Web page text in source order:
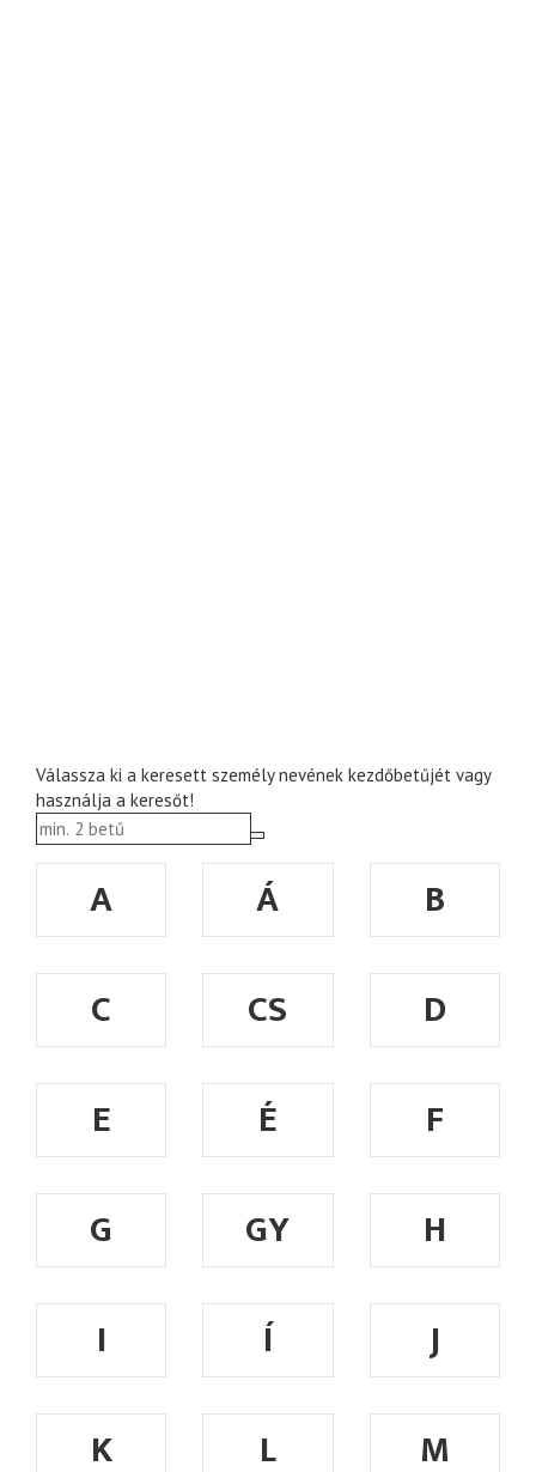
Válassza ki a keresett személy nevének kezdőbetűjét vagy
használja a keresőt!
A Á
B
C
CS
D
E
É
F
G
GY
H
I
Í
J
K
L M